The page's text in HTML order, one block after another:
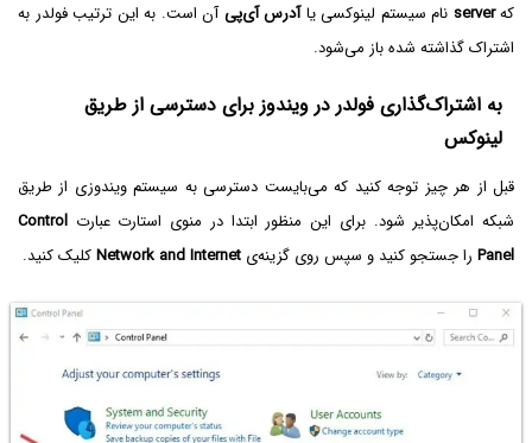
کهserver نام سیستم لینوکسی یاآدرس آی‌پیآن است. به این ترتیب فولدر به
اشتراک گذاشته شده باز می‌شود.
به اشتراک‌گذاری فولدر در ویندوز برای دسترسی از طریق
لینوکس
قبل از هر چیز توجه کنید که می‌بایست دسترسی به سیستم ویندوزی از طریق
شبکه امکان‌پذیر شود. برای این منظور ابتدا در منوی استارت عبارت Control
Panel را جستجو کنید و سپس روی گزینه‌ی Network and Internetکلیک کنید.